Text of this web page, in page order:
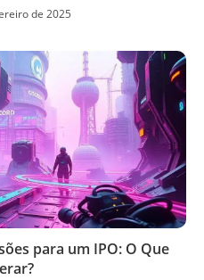
de 2025
para um IPO: O Que